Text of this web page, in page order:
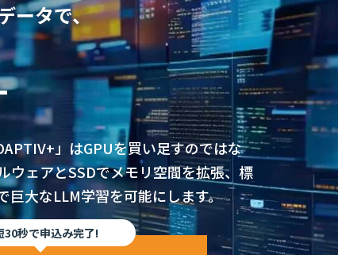
ータで、
」はGPUを買い足すのではな
ウェアとSSDでメモリ空間を拡張、標
巨大なLLM学習を可能にします。
30秒で申込み完了!